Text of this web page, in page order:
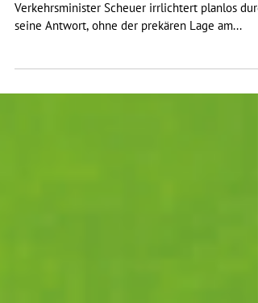
Verkehrsminister Scheuer irrlichtert planlos
seine Antwort, ohne der prekären Lage am...